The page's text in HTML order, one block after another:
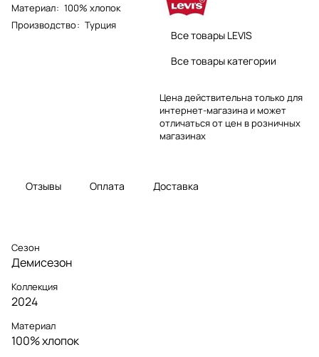
Материал: 100% хлопок
Производство: Турция
Все товары LEVIS
Все товары категории
Цена действительна только для
интернет-магазина и может
отличаться от цен в розничных
магазинах
Отзывы Оплата Доставка
Сезон
Демисезон
Коллекция
2024
Материал
100% хлопок